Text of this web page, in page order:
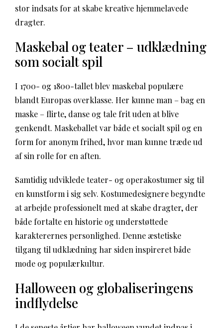
stor indsats for at skabe kreative hjemmelavede
dragter.
Maskebal og teater – udklædning
som socialt spil
I 1700- og 1800-tallet blev maskebal populære
blandt Europas overklasse. Her kunne man – bag en
maske – flirte, danse og tale frit uden at blive
genkendt. Maskeballet var både et socialt spil og en
form for anonym frihed, hvor man kunne træde ud
af sin rolle for en aften.
Samtidig udviklede teater- og operakostumer sig til
en kunstform i sig selv. Kostumedesignere begyndte
at arbejde professionelt med at skabe dragter, der
både fortalte en historie og understøttede
karakterernes personlighed. Denne æstetiske
tilgang til udklædning har siden inspireret både
mode og populærkultur.
Halloween og globaliseringens
indflydelse